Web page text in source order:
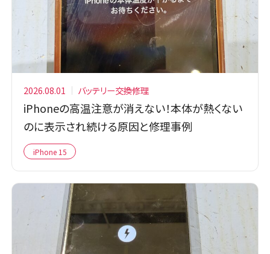
2026.08.01 バッテリー交換修理
iPhoneの高温注意が消えない！本体が熱くない
のに表示され続ける原因と修理事例
iPhone 15